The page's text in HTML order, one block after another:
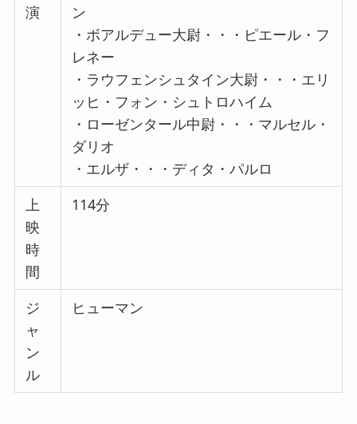
演
ン
・ボアルデュー大尉・・・ピエール・フ
レネー
・ラウフェンシュタイン大尉・・・エリ
ッヒ・フォン・シュトロハイム
・ローゼンタール中尉・・・マルセル・
ダリオ
・エルザ・・・ディタ・パルロ
上
映
時
間
114分
ジ
ャ
ン
ル
ヒューマン